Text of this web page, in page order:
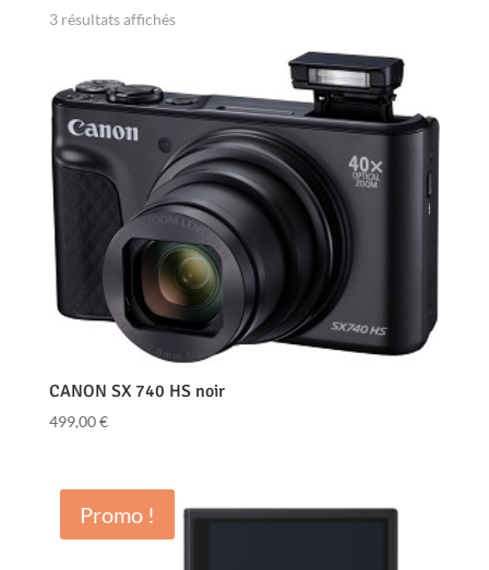
3 résultats affichés
CANON SX 740 HS noir
499,00€
Promo !